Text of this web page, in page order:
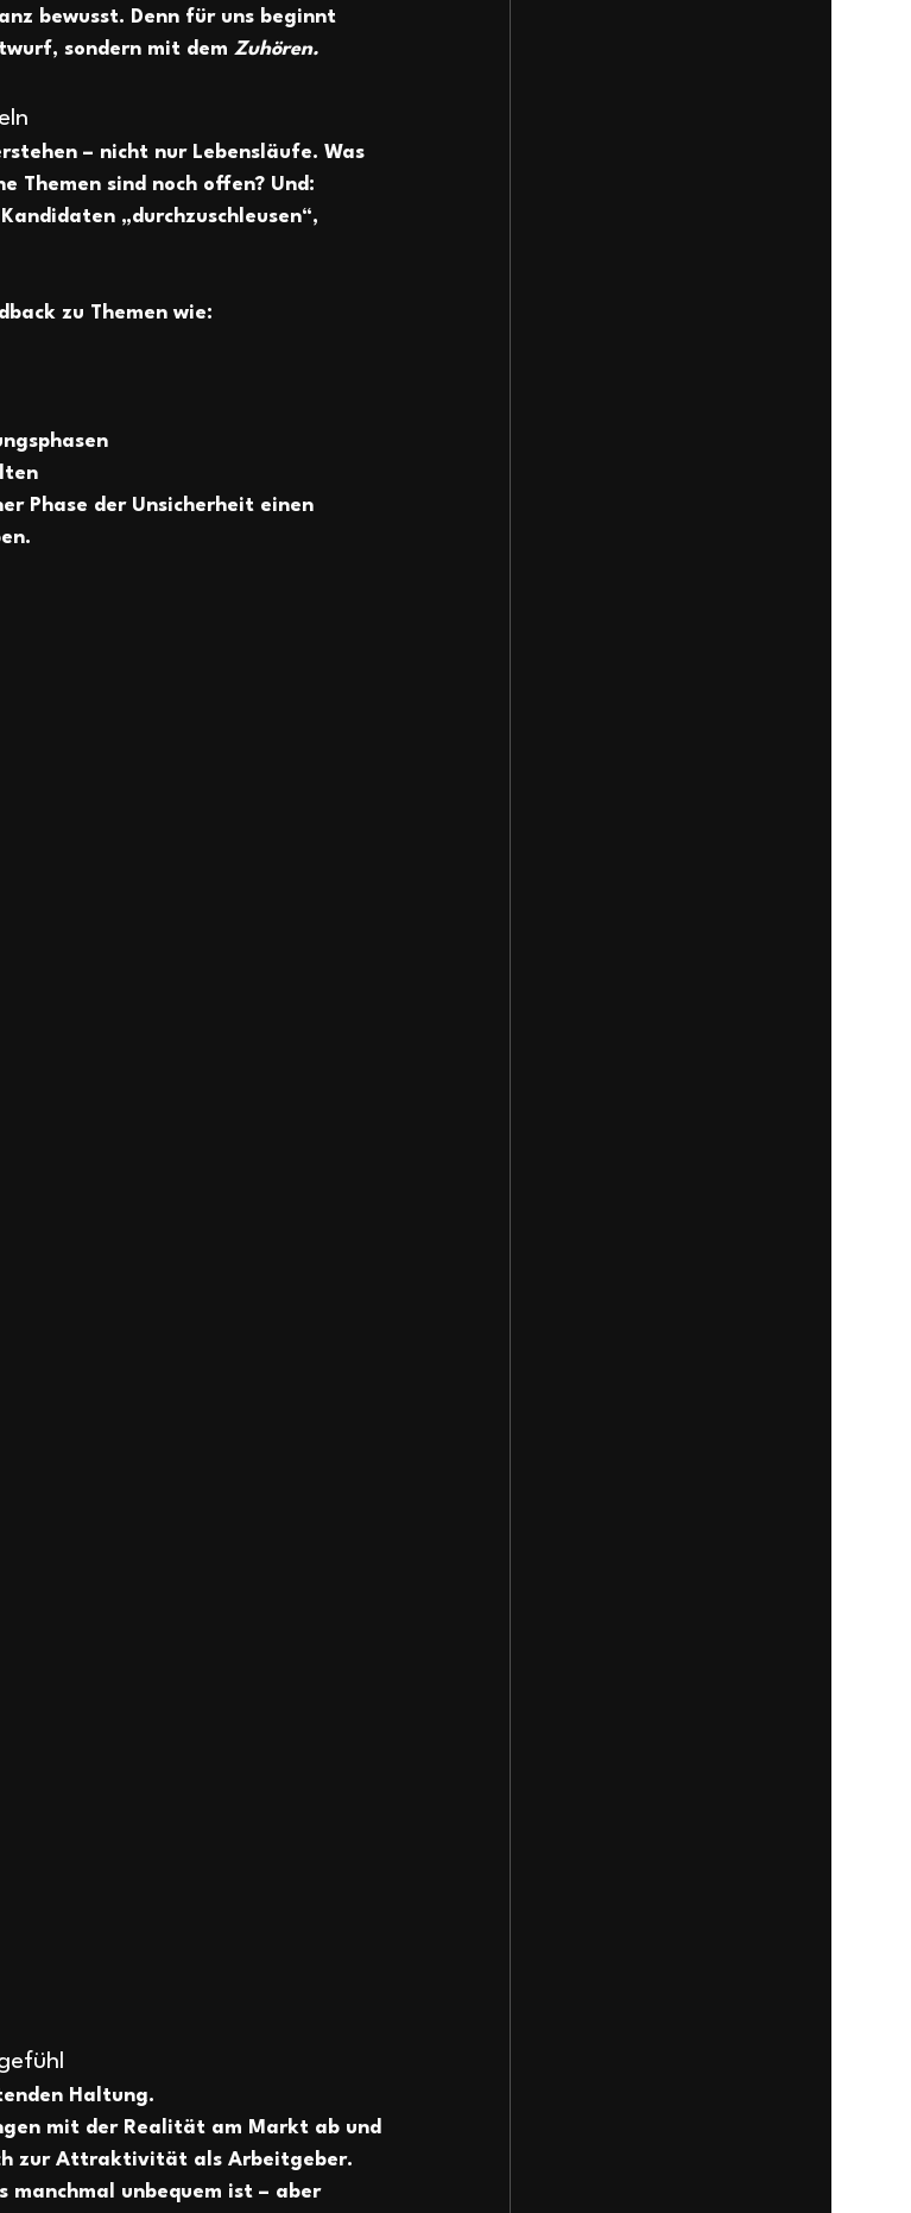
bewusst. Denn für uns beginnt
, sondern mit dem Zuhören.
– nicht nur Lebensläufe. Was
Themen sind noch offen? Und:
„durchzuschleusen“,
zu Themen wie:
Phase der Unsicherheit einen
Haltung.
mit der Realität am Markt ab und
zur Attraktivität als Arbeitgeber.
manchmal unbequem ist – aber